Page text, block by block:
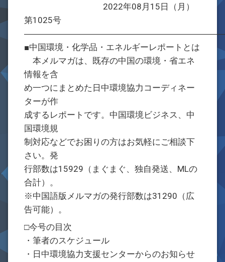
2022年08月15日（月）
第1025号
■中国環境・化学品・エネルギーレポートとは
本メルマガは、既存の中国の環境・省エネ
情報を含
め一つにまとめた日中環境協力コーディネー
ターが作
成するレポートです。中国環境ビジネス、中
国環境規
制対応などでお困りの方はお気軽にご相談下
さい。発
行部数は15929（まぐまぐ、独自発送、MLの
合計）。
※中国語版メルマガの発行部数は31290（広
告可能）。
□今号の目次
・筆者のスケジュール
・日中環境協力支援センターからのお知らせ